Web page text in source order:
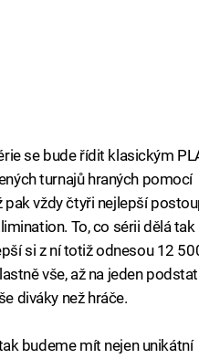
se bude řídit klasickým
turnajů hraných pomocí
pak vždy čtyři nejlepší
To, co sérii dělá tak
si z ní totiž odnesou 12
vše, až na jeden
diváky než hráče.
budeme mít nejen unikátní